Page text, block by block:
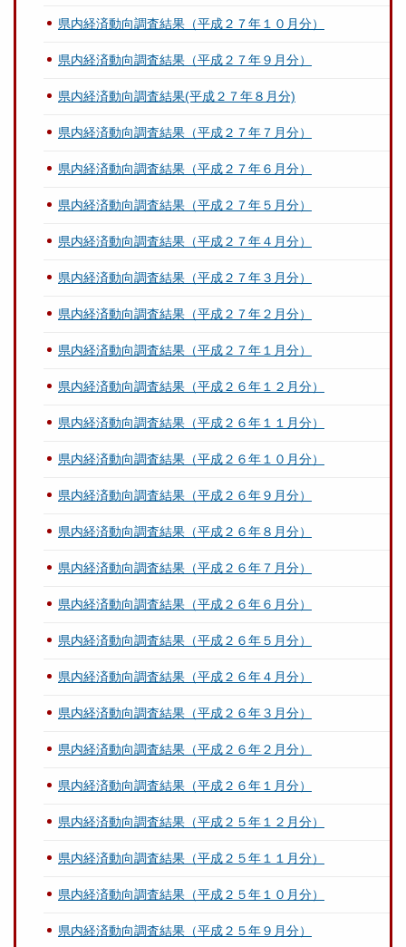
県内経済動向調査結果（平成２７年１０月分）
県内経済動向調査結果（平成２７年９月分）
県内経済動向調査結果(平成２７年８月分)
県内経済動向調査結果（平成２７年７月分）
県内経済動向調査結果（平成２７年６月分）
県内経済動向調査結果（平成２７年５月分）
県内経済動向調査結果（平成２７年４月分）
県内経済動向調査結果（平成２７年３月分）
県内経済動向調査結果（平成２７年２月分）
県内経済動向調査結果（平成２７年１月分）
県内経済動向調査結果（平成２６年１２月分）
県内経済動向調査結果（平成２６年１１月分）
県内経済動向調査結果（平成２６年１０月分）
県内経済動向調査結果（平成２６年９月分）
県内経済動向調査結果（平成２６年８月分）
県内経済動向調査結果（平成２６年７月分）
県内経済動向調査結果（平成２６年６月分）
県内経済動向調査結果（平成２６年５月分）
県内経済動向調査結果（平成２６年４月分）
県内経済動向調査結果（平成２６年３月分）
県内経済動向調査結果（平成２６年２月分）
県内経済動向調査結果（平成２６年１月分）
県内経済動向調査結果（平成２５年１２月分）
県内経済動向調査結果（平成２５年１１月分）
県内経済動向調査結果（平成２５年１０月分）
県内経済動向調査結果（平成２５年９月分）